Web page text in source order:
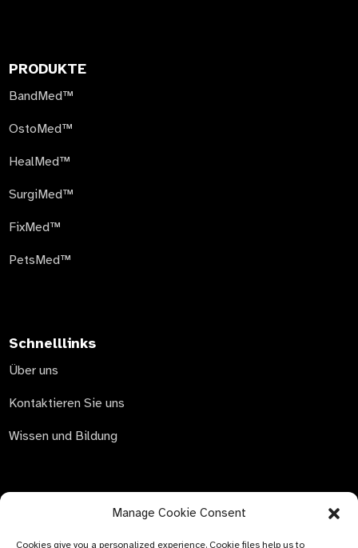
PRODUKTE
BandMed™
OstoMed™
HealMed™
SurgiMed™
FixMed™
PetsMed™
Schnelllinks
Über uns
Kontaktieren Sie uns
Wissen und Bildung
ANFRAGE SENDENManage Cookie Consent
Cookies give you a personalized experience. Cookie files help us to